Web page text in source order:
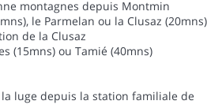
montagnes depuis Montmin
le Parmelan ou la Clusaz (20mns)
de la Clusaz
(15mns) ou Tamié (40mns)
luge depuis la station familiale de